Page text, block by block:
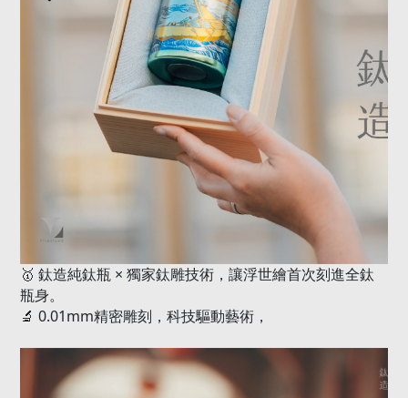
🥇 鈦造純鈦瓶 × 獨家鈦雕技術，讓浮世繪首次刻進全鈦
瓶身。
🔬 0.01mm精密雕刻，科技驅動藝術，